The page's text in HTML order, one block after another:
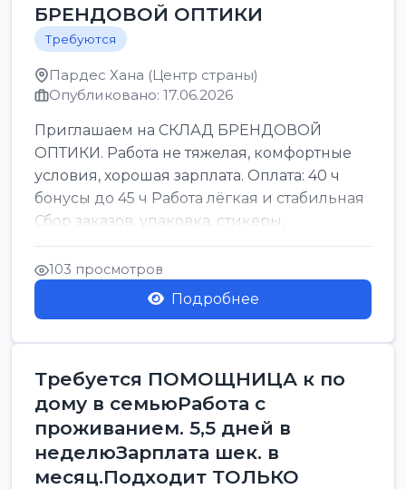
БРЕНДОВОЙ ОПТИКИ
Требуются
Пардес Хана (Центр страны)
Опубликовано: 17.06.2026
Приглашаем на СКЛАД БРЕНДОВОЙ
ОПТИКИ. Работа не тяжелая, комфортные
условия, хорошая зарплата. Оплата: 40 ч
бонусы до 45 ч Работа лёгкая и стабильная
Сбор заказов, упаковка, стикеры,
сортировка Воскре...
103 просмотров
Подробнее
Требуется ПОМОЩНИЦА к по
дому в семьюРабота с
проживанием. 5,5 дней в
неделюЗарплата шек. в
месяц.Подходит ТОЛЬКО